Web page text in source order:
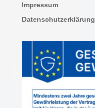
Impressum
Datenschutzerklärung